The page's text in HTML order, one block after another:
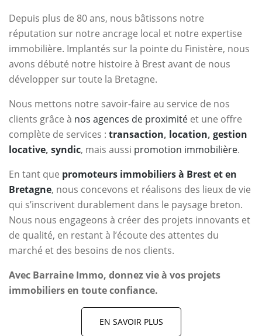
Depuis plus de 80 ans, nous bâtissons notre
réputation sur notre ancrage local et notre expertise
immobilière. Implantés sur la pointe du Finistère, nous
avons débuté notre histoire à Brest avant de nous
développer sur toute la Bretagne.
Nous mettons notre savoir-faire au service de nos
clients grâce à nos agences de proximité et une offre
complète de services : transaction, location, gestion
locative, syndic, mais aussi promotion immobilière.
En tant que promoteurs immobiliers à Brest et en
Bretagne, nous concevons et réalisons des lieux de vie
qui s’inscrivent durablement dans le paysage breton.
Nous nous engageons à créer des projets innovants et
de qualité, en restant à l’écoute des attentes du
marché et des besoins de nos clients.
Avec Barraine Immo, donnez vie à vos projets
immobiliers en toute confiance.
EN SAVOIR PLUS